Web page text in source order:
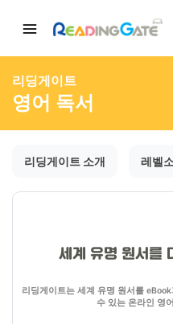
리딩게이트
영어 독서
리딩게이트 소개 레벨
세계 유명 원서를
리딩게이트는 세계 유명 원서를
수 있는 온라인 영